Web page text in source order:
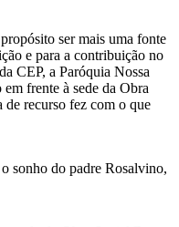
ser mais uma fonte
e para a contribuição no
CEP, a Paróquia Nossa
frente à sede da Obra
recurso fez com o que
sonho do padre Rosalvino,